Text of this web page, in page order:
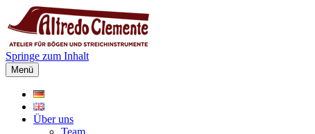
Springe zum Inhalt
Menü
Über uns
Team